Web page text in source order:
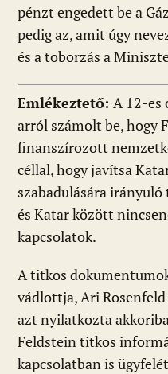
pénzt engedett be a
pedig az, amit úgy
és a toborzás a
Emlékeztető: A 12-es
arról számolt be, hogy
finanszírozott
céllal, hogy javítsa
szabadulására
és Katar között
kapcsolatok.
A titkos
vádlottja, Ari
azt nyilatkozta
Feldstein titkos
kapcsolatban is